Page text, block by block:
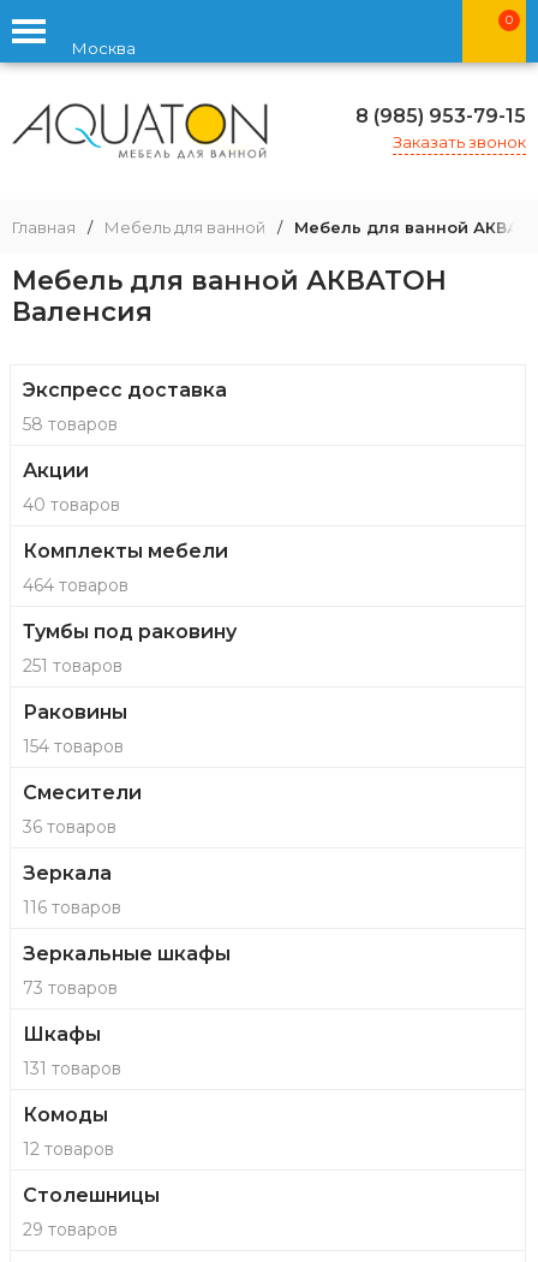
Москва
0
8 (985) 953-79-15
Заказать звонок
Главная / Мебель для ванной / Мебель для ванной
Мебель для ванной АКВАТОН
Валенсия
Экспресс доставка
58 товаров
Акции
40 товаров
Комплекты мебели
464 товаров
Тумбы под раковину
251 товаров
Раковины
154 товаров
Смесители
36 товаров
Зеркала
116 товаров
Зеркальные шкафы
73 товаров
Шкафы
131 товаров
Комоды
12 товаров
Столешницы
29 товаров